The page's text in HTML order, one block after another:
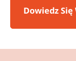
Dowiedz Się